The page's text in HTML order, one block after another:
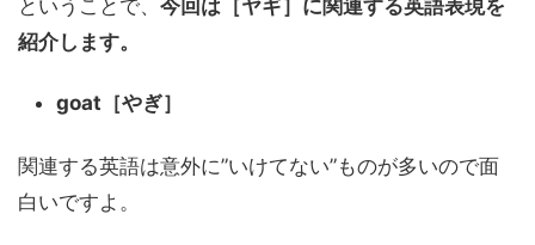
ということで、 今回は［ヤギ］に関連する英語表現を
紹介します。
goat［やぎ］
関連する英語は意外に”いけてない”ものが多いので面
白いですよ。